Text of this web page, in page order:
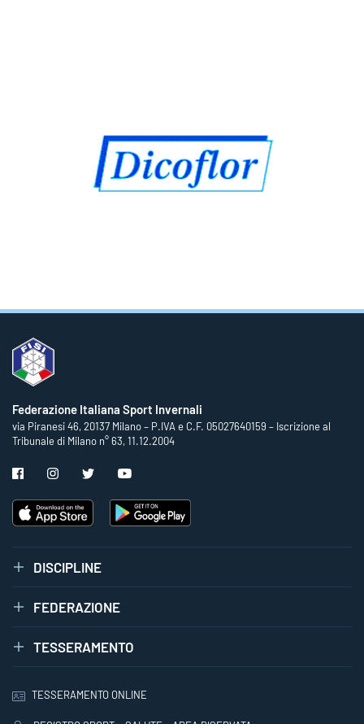
Federazione Italiana Sport Invernali
via Piranesi 46, 20137 Milano – P.IVA e C.F. 05027640159 – Iscrizione al
Tribunale di Milano n° 63, 11.12.2004
DISCIPLINE
FEDERAZIONE
TESSERAMENTO
TESSERAMENTO ONLINE